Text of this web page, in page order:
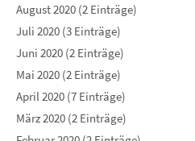
August 2020 (2 Einträge)
Juli 2020 (3 Einträge)
Juni 2020 (2 Einträge)
Mai 2020 (2 Einträge)
April 2020 (7 Einträge)
März 2020 (2 Einträge)